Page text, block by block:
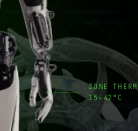
ZONE
35–42°C